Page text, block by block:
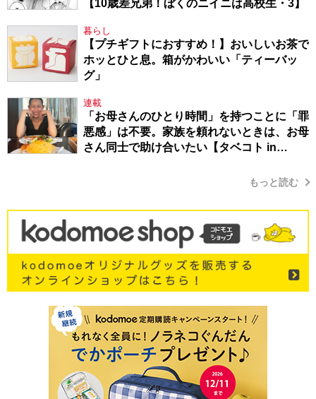
【10歳差兄弟！ぼくのニイニは高校生・3】
暮らし
【プチギフトにおすすめ！】おいしいお茶で
ホッとひと息。箱がかわいい「ティーバッ
グ」
連載
「お母さんのひとり時間」を持つことに「罪
悪感」は不要。家族を頼れないときは、お母
さん同士で助け合いたい【タベコト in
もっと読む